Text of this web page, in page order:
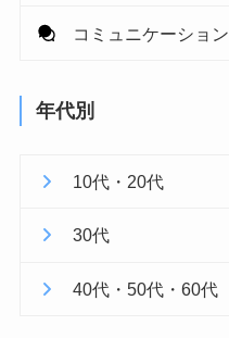
コミュニケーショ
年代別
10代・20代
30代
40代・50代・60代